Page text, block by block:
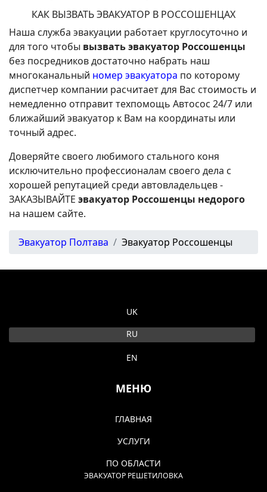
КАК ВЫЗВАТЬ ЭВАКУАТОР В РОССОШЕНЦАХ
Наша служба эвакуации работает круглосуточно и
для того чтобы вызвать эвакуатор Россошенцы
без посредников достаточно набрать наш
многоканальный номер эвакуатора по которому
диспетчер компании расчитает для Вас стоимость и
немедленно отправит техпомощь Автосос 24/7 или
ближайший эвакуатор к Вам на координаты или
точный адрес.
Доверяйте своего любимого стального коня
исключительно профессионалам своего дела с
хорошей репутацией среди автовладельцев -
ЗАКАЗЫВАЙТЕ эвакуатор Россошенцы недорого
на нашем сайте.
Эвакуатор Полтава Эвакуатор Россошенцы
UK
RU
EN
МЕНЮ
ГЛАВНАЯ
УСЛУГИ
ПО ОБЛАСТИ
ЭВАКУАТОР РЕШЕТИЛОВКА